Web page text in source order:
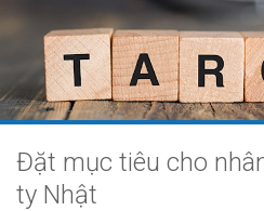
Đặt mục tiêu cho
ty Nhật